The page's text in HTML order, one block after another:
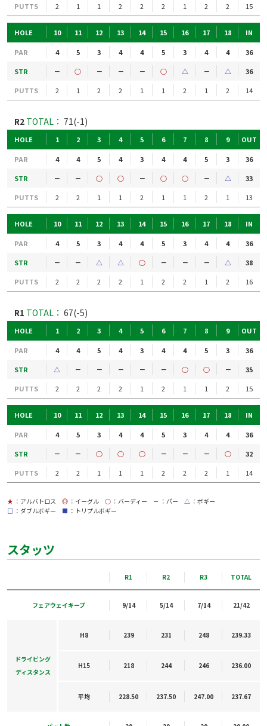
PUTTS
2 1 1 2 2 2 1 2 2 15
HOLE 10 11 12 13 14 15 16 17 18 IN
PAR 4 5 3 4 4 5 3 4 4
36
STR
－ ○ － － － ○ △ － △
36
PUTTS
2 1 2 2 1 1 2 1 2 14
R2 TOTAL： 71(-1)
HOLE 1 2 3 4 5 6 7 8 9 OUT
PAR 4 4 5 4 3 4 4 5 3
36
STR
－ － ○ ○ － ○ ○ － △
33
PUTTS
2 2 1 1 2 1 1 2 1 13
HOLE 10 11 12 13 14 15 16 17 18 IN
PAR 4 5 3 4 4 5 3 4 4
36
STR
－ － △ △ ○ － － － △
38
PUTTS
2 2 2 2 1 2 2 1 2 16
R1 TOTAL： 67(-5)
HOLE 1 2 3 4 5 6 7 8 9 OUT
PAR 4 4 5 4 3 4 4 5 3
36
STR
△ － － － － － ○ ○ －
35
PUTTS
2 2 2 2 1 2 1 1 2 15
HOLE 10 11 12 13 14 15 16 17 18 IN
PAR 4 5 3 4 4 5 3 4 4
36
STR
－ － ○ ○ ○ － － － ○
32
PUTTS
2 2 1 1 1 2 2 2 1 14
★ ：アルバトロス ◎ ：イーグル ○ ：バーディー － ：パー △ ：ボギー
□ ：ダブルボギー ■ ：トリプルボギー
スタッツ
R1 R2 R3 TOTAL
フェアウェイキープ 9/14 5/14 7/14 21/42
ドライビング
ディスタンス
H8 239 231 248 239.33
H15 218 244 246 236.00
平均 228.50 237.50 247.00 237.67